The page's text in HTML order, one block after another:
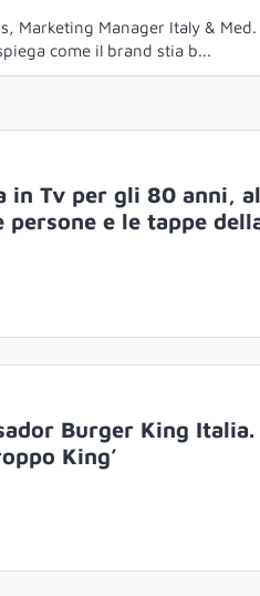
Marketing Manager Italy & Med.
come il brand stia b...
in Tv per gli 80 anni,
e le tappe
Burger King Italia.
King’